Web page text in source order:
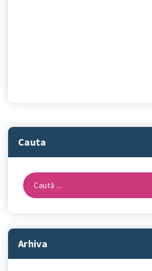
Cauta
Caută
după:
Arhiva